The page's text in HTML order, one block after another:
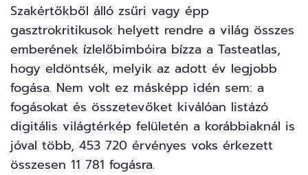
Szakértőkből álló zsűri vagy épp
gasztrokritikusok helyett rendre a világ összes
emberének ízlelőbimbóira bízza a Tasteatlas,
hogy eldöntsék, melyik az adott év legjobb
fogása. Nem volt ez másképp idén sem: a
fogásokat és összetevőket kiválóan listázó
digitális világtérkép felületén a korábbiaknál is
jóval több, 453 720 érvényes voks érkezett
összesen 11 781 fogásra.